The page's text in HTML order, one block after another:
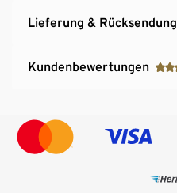
Lieferung & Rücksendung
Kundenbewertungen